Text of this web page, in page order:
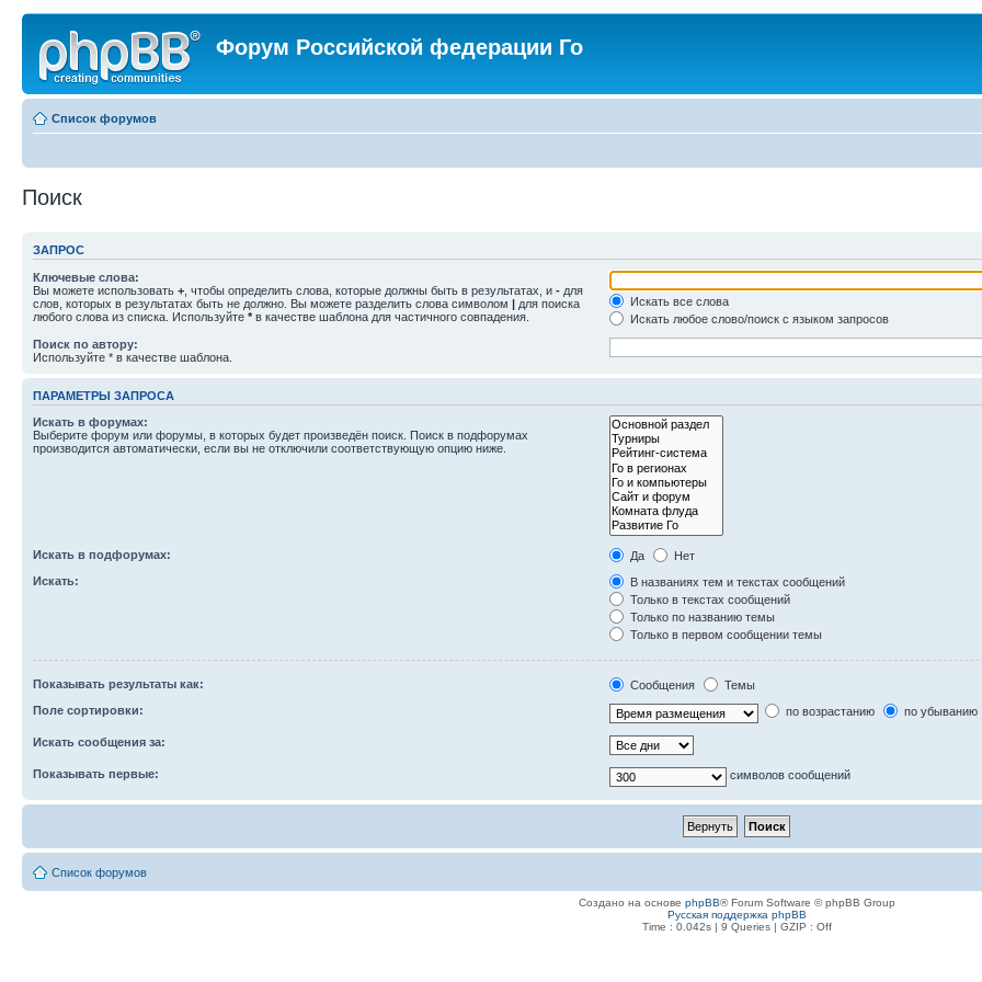
Форум Российской федерации Го
Список форумов
Поиск
ЗАПРОС
Ключевые слова:
Вы можете использовать + , чтобы определить слова, которые должны быть в результатах, и - для
слов, которых в результатах быть не должно. Вы можете разделить слова символом | для поиска
любого слова из списка. Используйте * в качестве шаблона для частичного совпадения.
Искать все слова
Искать любое слово/поиск с языком запросов
Поиск по автору:
Используйте * в качестве шаблона.
ПАРАМЕТРЫ ЗАПРОСА
Искать в форумах:
Выберите форум или форумы, в которых будет произведён поиск. Поиск в подфорумах
производится автоматически, если вы не отключили соответствующую опцию ниже.
Искать в подфорумах: Да
Нет
Искать:
В названиях тем и текстах сообщений
Только в текстах сообщений
Только по названию темы
Только в первом сообщении темы
Показывать результаты как: Сообщения
Темы
Поле сортировки:
по возрастанию по убыванию
Искать сообщения за:
Показывать первые: символов сообщений
Список форумов
Создано на основе phpBB® Forum Software © phpBB Group
Русская поддержка phpBB
Time : 0.042s | 9 Queries | GZIP : Off